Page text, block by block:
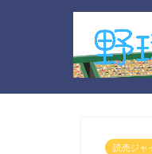
読売ジャ